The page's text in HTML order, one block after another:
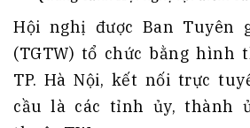
Hội nghị được Ban Tuyên
(TGTW) tổ chức bằng hình
TP. Hà Nội, kết nối trực
cầu là các tỉnh ủy, thành